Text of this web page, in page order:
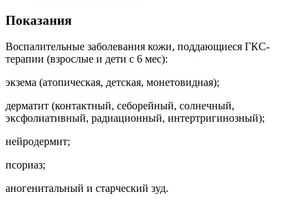
Показания
Воспалительные заболевания кожи, поддающиеся ГКС-
терапии (взрослые и дети с 6 мес):
экзема (атопическая, детская, монетовидная);
дерматит (контактный, себорейный, солнечный,
эксфолиативный, радиационный, интертригинозный);
нейродермит;
псориаз;
аногенитальный и старческий зуд.